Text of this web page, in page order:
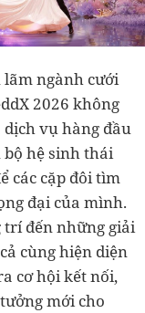
ngành cưới
2026 không
vụ hàng đầu
hệ sinh thái
các cặp đôi tìm
đại của mình.
đến những giải
cùng hiện diện
cơ hội kết nối,
mới cho